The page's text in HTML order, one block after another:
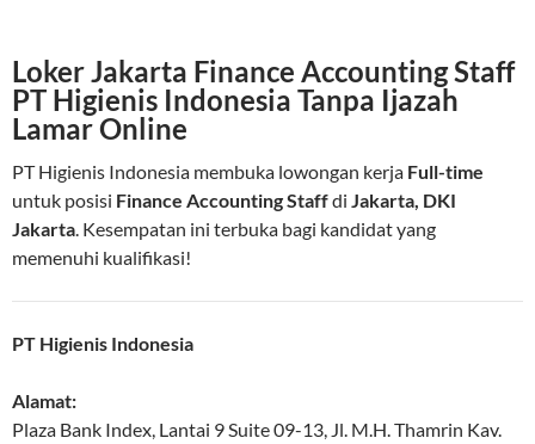
Loker Jakarta Finance Accounting Staff
PT Higienis Indonesia Tanpa Ijazah
Lamar Online
PT Higienis Indonesia membuka lowongan kerja Full-time
untuk posisi Finance Accounting Staffdi Jakarta, DKI
Jakarta. Kesempatan ini terbuka bagi kandidat yang
memenuhi kualifikasi!
PT Higienis Indonesia
Alamat:
Plaza Bank Index, Lantai 9 Suite 09-13, Jl. M.H. Thamrin Kav.